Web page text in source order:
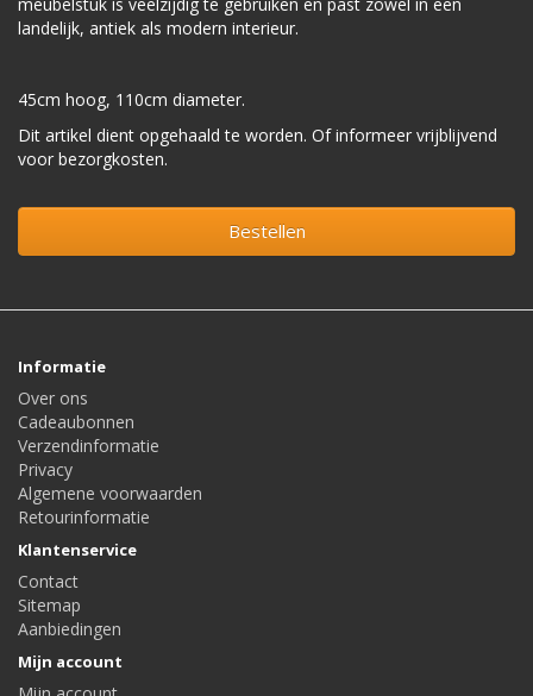
landelijk, antiek als modern interieur.
45cm hoog, 110cm diameter.
Dit artikel dient opgehaald te worden. Of informeer vrijblijvend
voor bezorgkosten.
Bestellen
Informatie
Over ons
Cadeaubonnen
Verzendinformatie
Privacy
Algemene voorwaarden
Retourinformatie
Klantenservice
Contact
Sitemap
Aanbiedingen
Mijn account